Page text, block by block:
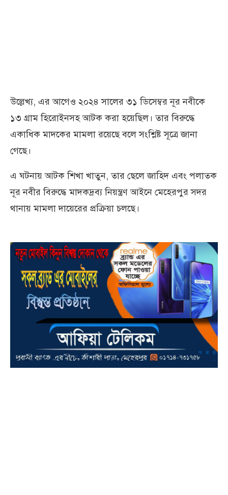
উল্লেখ্য, এর আগেও ২০২৪ সালের ৩১ ডিসেম্বর নূর নবীকে
১৩ গ্রাম হিরোইনসহ আটক করা হয়েছিল। তার বিরুদ্ধে
একাধিক মাদকের মামলা রয়েছে বলে সংশ্লিষ্ট সূত্রে জানা
গেছে।
এ ঘটনায় আটক শিখা খাতুন, তার ছেলে জাহিদ এবং পলাতক
নূর নবীর বিরুদ্ধে মাদকদ্রব্য নিয়ন্ত্রণ আইনে মেহেরপুর সদর
থানায় মামলা দায়েরের প্রক্রিয়া চলছে।